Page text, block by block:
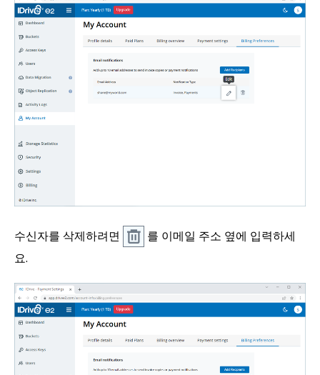
수신자를 삭제하려면
를 이메일 주소 옆에 입력하세
요.